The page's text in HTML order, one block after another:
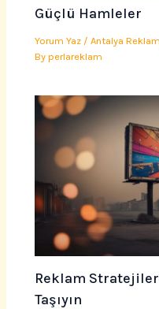
Güçlü Hamleler
Yorum Yaz /Antalya Reklam
Byperlareklam
Reklam
Taşıyın